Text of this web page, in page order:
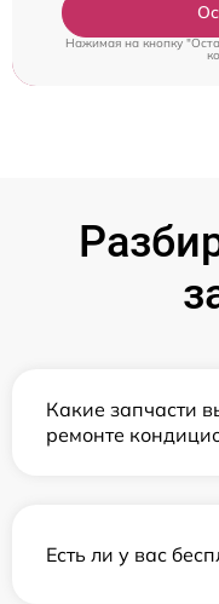
Нажимая на кнопку
Какие запчасти
ремонте
Есть ли у вас